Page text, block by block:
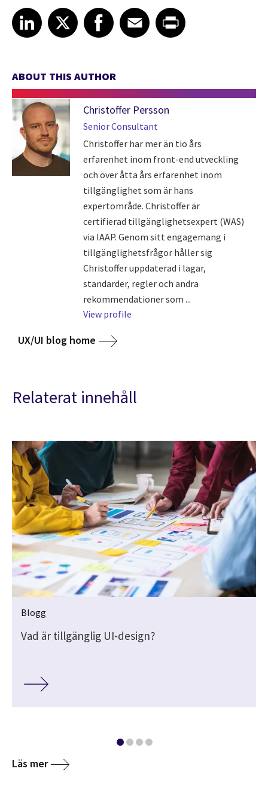
Share article on LinkedIn
LinkedIn
Share article on XShare article on Facebook
Facebook
Share article on Email
EmailShare article on Print
ABOUT THIS AUTHOR
Christoffer Persson
Senior Consultant
Christoffer har mer än tio års
erfarenhet inom front-end utveckling
och över åtta års erfarenhet inom
tillgänglighet som är hans
expertområde. Christoffer är
certifierad tillgänglighetsexpert (WAS)
via IAAP. Genom sitt engagemang i
tillgänglighetsfrågor håller sig
Christoffer uppdaterad i lagar,
standarder, regler och andra
rekommendationer som ...
View profile
UX/UI blog home
Relaterat innehåll
Blogg
Vad är tillgänglig UI-design?
Läs mer